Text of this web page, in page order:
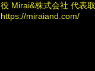
役 Mirai&株式会社 代表
https://miraiand.com/